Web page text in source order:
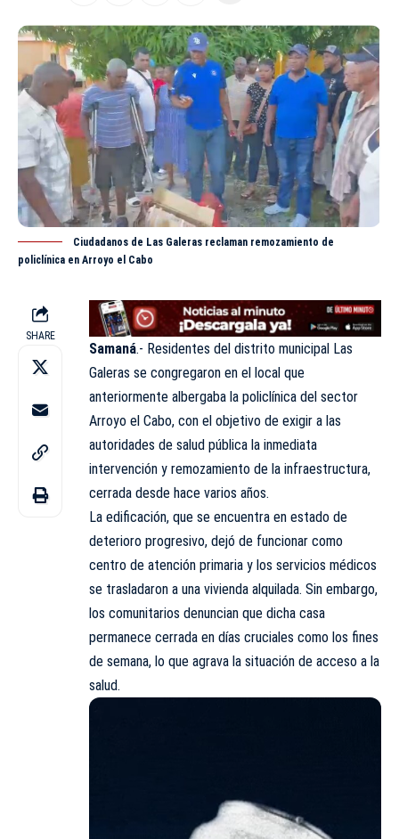
Ciudadanos de Las Galeras reclaman remozamiento de
policlínica en Arroyo el Cabo
SHARE
Samaná.- Residentes del distrito municipal Las
Galeras se congregaron en el local que
anteriormente albergaba la policlínica del sector
Arroyo el Cabo, con el objetivo de exigir a las
autoridades de salud pública la inmediata
intervención y remozamiento de la infraestructura,
cerrada desde hace varios años.
La edificación, que se encuentra en estado de
deterioro progresivo, dejó de funcionar como
centro de atención primaria y los servicios médicos
se trasladaron a una vivienda alquilada. Sin embargo,
los comunitarios denuncian que dicha casa
permanece cerrada en días cruciales como los fines
de semana, lo que agrava la situación de acceso a la
salud.